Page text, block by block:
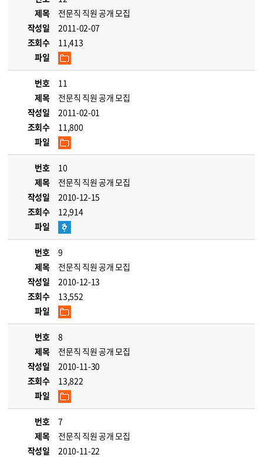
제목
전문직 직원 공개 모집
작성일
2011-02-07
조회수
11,413
파일
번호
11
제목
전문직 직원 공개 모집
작성일
2011-02-01
조회수
11,800
파일
번호
10
제목
전문직 직원 공개 모집
작성일
2010-12-15
조회수
12,914
파일
번호
9
제목
전문직 직원 공개 모집
작성일
2010-12-13
조회수
13,552
파일
번호
8
제목
전문직 직원 공개 모집
작성일
2010-11-30
조회수
13,822
파일
번호
7
제목
전문직 직원 공개 모집
작성일
2010-11-22